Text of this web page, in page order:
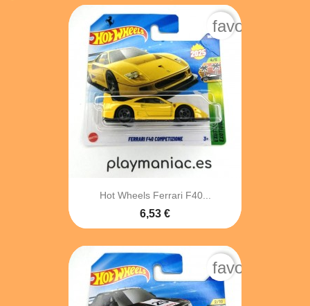
Hot Wheels Ferrari F40...
6,53 €